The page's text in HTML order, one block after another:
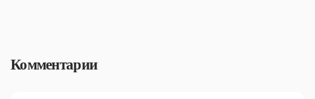
Комментарии